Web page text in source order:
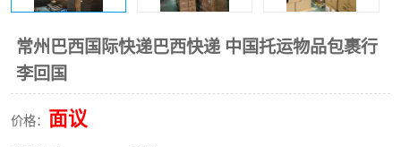
常州巴西国际快递巴西快递 中国托运物品包裹行
李回国
价格： 面议